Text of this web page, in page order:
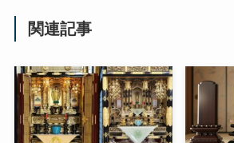
関連記事